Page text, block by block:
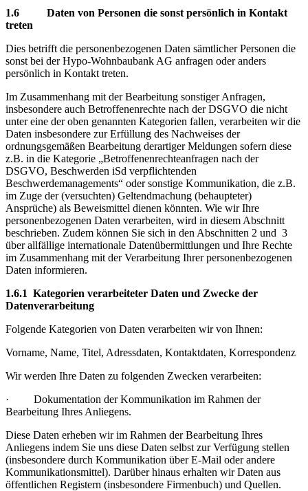
1.6 Daten von Personen die sonst persönlich in Kontakt
treten
Dies betrifft die personenbezogenen Daten sämtlicher Personen die
sonst bei der Hypo-Wohnbaubank AG anfragen oder anders
persönlich in Kontakt treten.
Im Zusammenhang mit der Bearbeitung sonstiger Anfragen,
insbesondere auch Betroffenenrechte nach der DSGVO die nicht
unter eine der oben genannten Kategorien fallen, verarbeiten wir die
Daten insbesondere zur Erfüllung des Nachweises der
ordnungsgemäßen Bearbeitung derartiger Meldungen sofern diese
z.B. in die Kategorie „Betroffenenrechteanfragen nach der
DSGVO, Beschwerden iSd verpflichtenden
Beschwerdemanagements“ oder sonstige Kommunikation, die z.B.
im Zuge der (versuchten) Geltendmachung (behaupteter)
Ansprüche) als Beweismittel dienen könnten. Wie wir Ihre
personenbezogenen Daten verarbeiten, wird in diesem Abschnitt
beschrieben. Zudem können Sie sich in den Abschnitten 2 und 3
über allfällige internationale Datenübermittlungen und Ihre Rechte
im Zusammenhang mit der Verarbeitung Ihrer personenbezogenen
Daten informieren.
1.6.1 Kategorien verarbeiteter Daten und Zwecke der
Datenverarbeitung
Folgende Kategorien von Daten verarbeiten wir von Ihnen:
Vorname, Name, Titel, Adressdaten, Kontaktdaten, Korrespondenz
Wir werden Ihre Daten zu folgenden Zwecken verarbeiten:
· Dokumentation der Kommunikation im Rahmen der
Bearbeitung Ihres Anliegens.
Diese Daten erheben wir im Rahmen der Bearbeitung Ihres
Anliegens indem Sie uns diese Daten selbst zur Verfügung stellen
(insbesondere durch Kommunikation über E-Mail oder andere
Kommunikationsmittel). Darüber hinaus erhalten wir Daten aus
öffentlichen Registern (insbesondere Firmenbuch) und Quellen.